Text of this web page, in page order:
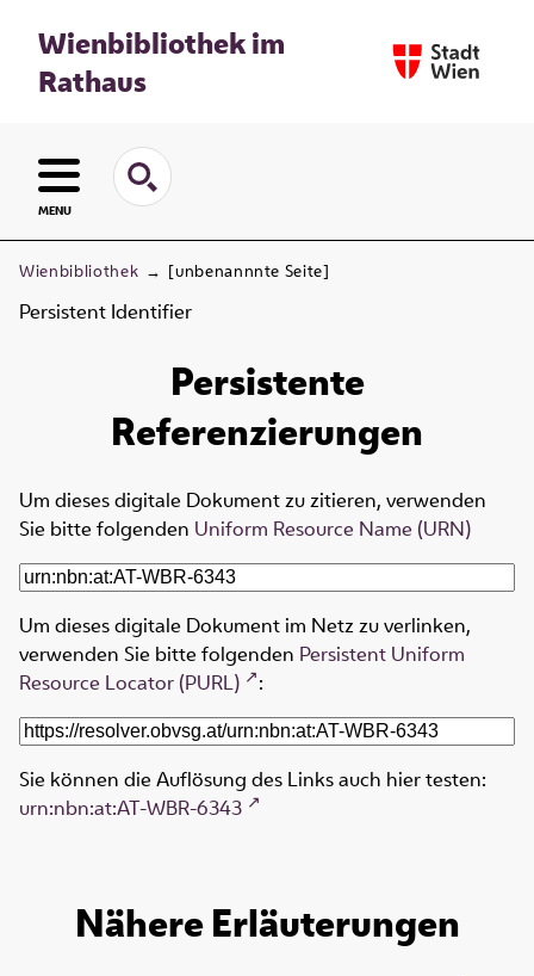
Wienbibliothek im
Rathaus
MENU
Wienbibliothek → [unbenannnte Seite]
Persistent Identifier
Persistente
Referenzierungen
Um dieses digitale Dokument zu zitieren, verwenden
Sie bitte folgenden Uniform Resource Name (URN)
Um dieses digitale Dokument im Netz zu verlinken,
verwenden Sie bitte folgenden Persistent Uniform
Resource Locator (PURL)
:
Sie können die Auflösung des Links auch hier testen:
urn:nbn:at:AT-WBR-6343
Nähere Erläuterungen